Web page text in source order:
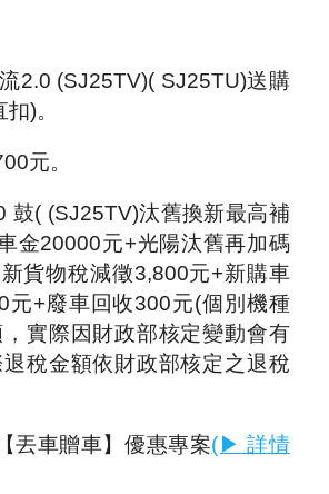
2.0 (SJ25TV)( SJ25TU)送購
)。
元。
鼓( (SJ25TV)汰舊換新最高補
金20000元+光陽汰舊再加碼
貨物稅減徵3,800元+新購車
元+廢車回收300元(個別機種
實際因財政部核定變動會有
稅金額依財政部核定之退稅
丟車贈車】優惠專案(▶ 詳情